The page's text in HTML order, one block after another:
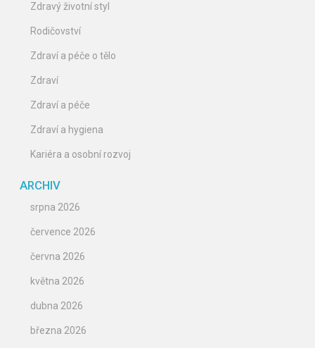
Zdravý životní styl
Rodičovství
Zdraví a péče o tělo
Zdraví
Zdraví a péče
Zdraví a hygiena
Kariéra a osobní rozvoj
ARCHIV
srpna 2026
července 2026
června 2026
května 2026
dubna 2026
března 2026